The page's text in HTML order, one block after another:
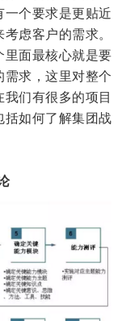
个要求是更贴近
虑客户的需求。
里面最核心就是要
求，这里对整个
们有很多的项目
括如何了解集团战